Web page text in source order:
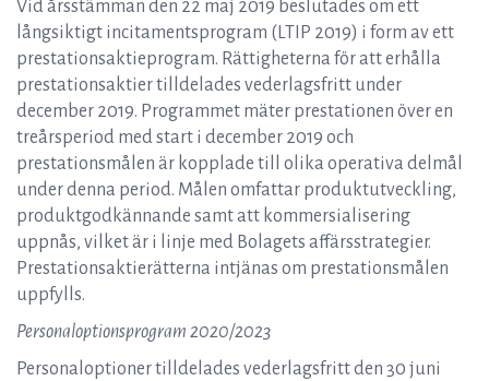
Vid årsstämman den 22 maj 2019 beslutades om ett
långsiktigt incitamentsprogram (LTIP 2019) i form av ett
prestationsaktieprogram. Rättigheterna för att erhålla
prestationsaktier tilldelades vederlagsfritt under
december 2019. Programmet mäter prestationen över en
treårsperiod med start i december 2019 och
prestationsmålen är kopplade till olika operativa delmål
under denna period. Målen omfattar produktutveckling,
produktgodkännande samt att kommersialisering
uppnås, vilket är i linje med Bolagets affärsstrategier.
Prestationsaktierätterna intjänas om prestationsmålen
uppfylls.
Personaloptionsprogram 2020/2023
Personaloptioner tilldelades vederlagsfritt den 30 juni